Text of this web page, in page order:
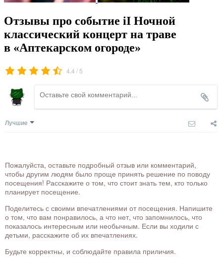
Отзывы про событие iI Ночной
классический концерт на траве
в «Аптекарском огороде»
4.4 / 5
Лучшие
Пожалуйста, оставьте подробный отзыв или комментарий,
чтобы другим людям было проще принять решение по поводу
посещения! Расскажите о том, что стоит знать тем, кто только
планирует посещение.
Поделитесь с своими впечатлениями от посещения. Напишите
о том, что вам понравилось, а что нет, что запомнилось, что
показалось интересным или необычным. Если вы ходили с
детьми, расскажите об их впечатлениях.
Будьте корректны, и соблюдайте правила приличия.